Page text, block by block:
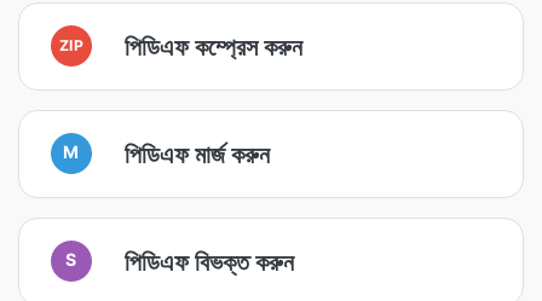
ZIP পিডিএফ কম্প্রেস করুন
M পিডিএফ মার্জ করুন
S পিডিএফ বিভক্ত করুন